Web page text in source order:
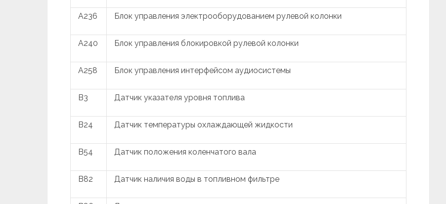
A236 Блок управления электрооборудованием рулевой колонки
A240 Блок управления блокировкой рулевой колонки
A258 Блок управления интерфейсом аудиосистемы
B3 Датчик указателя уровня топлива
B24 Датчик температуры охлаждающей жидкости
B54 Датчик положения коленчатого вала
B82 Датчик наличия воды в топливном фильтре